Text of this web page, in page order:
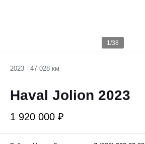
1/38
2023 · 47 028 км
Haval Jolion 2023
1 920 000 ₽